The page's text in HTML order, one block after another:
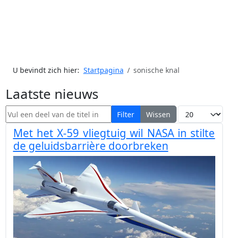
U bevindt zich hier: Startpagina sonische knal
Laatste nieuws
Vul een deel van de titel in Filter Wissen Toon #
Met het X-59 vliegtuig wil NASA in stilte
de geluidsbarrière doorbreken